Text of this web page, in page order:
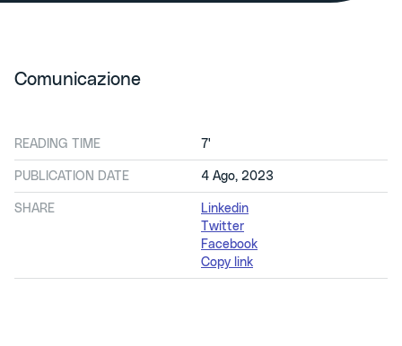
Comunicazione
READING TIME 7'
PUBLICATION DATE 4 Ago, 2023
SHARE
Linkedin
Twitter
Facebook
Copy link